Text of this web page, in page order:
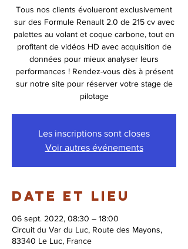
Tous nos clients évolueront exclusivement
sur des Formule Renault 2.0 de 215 cv avec
palettes au volant et coque carbone, tout en
profitant de vidéos HD avec acquisition de
données pour mieux analyser leurs
performances ! Rendez-vous dès à présent
sur notre site pour réserver votre stage de
pilotage
Les inscriptions sont closes
Voir autres événements
Date et lieu
06 sept. 2022, 08:30 – 18:00
Circuit du Var du Luc, Route des Mayons,
83340 Le Luc, France